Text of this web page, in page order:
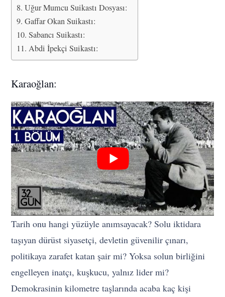
Uğur Mumcu Suikastı Dosyası:
Gaffar Okan Suikastı:
Sabancı Suikastı:
Abdi İpekçi Suikastı:
Karaoğlan:
Tarih onu hangi yüzüyle anımsayacak? Solu iktidara
taşıyan dürüst siyasetçi, devletin güvenilir çınarı,
politikaya zarafet katan şair mi? Yoksa solun birliğini
engelleyen inatçı, kuşkucu, yalnız lider mi?
Demokrasinin kilometre taşlarında acaba kaç kişi